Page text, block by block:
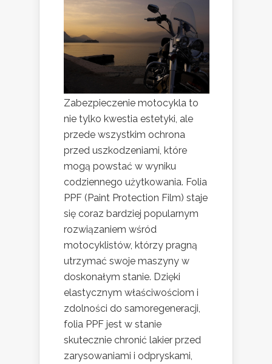
Zabezpieczenie motocykla to
nie tylko kwestia estetyki, ale
przede wszystkim ochrona
przed uszkodzeniami, które
mogą powstać w wyniku
codziennego użytkowania. Folia
PPF (Paint Protection Film) staje
się coraz bardziej popularnym
rozwiązaniem wśród
motocyklistów, którzy pragną
utrzymać swoje maszyny w
doskonałym stanie. Dzięki
elastycznym właściwościom i
zdolności do samoregeneracji,
folia PPF jest w stanie
skutecznie chronić lakier przed
zarysowaniami i odpryskami,